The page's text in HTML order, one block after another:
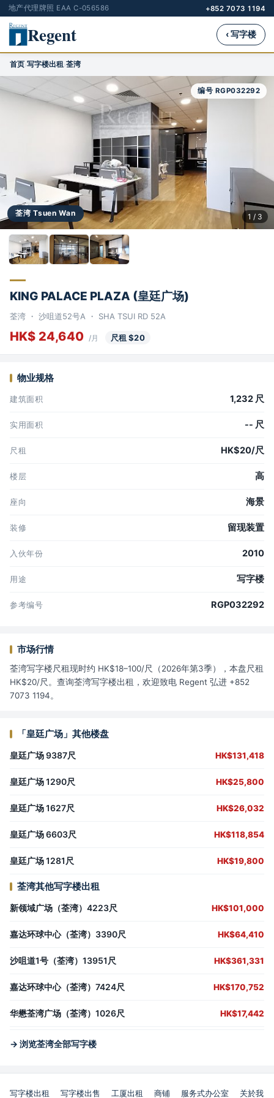
地产代理牌照 EAA C-056586 +852 7073 1194
Regent ‹ 写字楼
首页›写字楼出租›荃湾
荃湾 Tsuen Wan
编号 RGP032292
1 / 3
KING PALACE PLAZA (皇廷广场)
荃湾 ・ 沙咀道52号A ・ SHA TSUI RD 52A
HK$ 24,640 /月 尺租 $20
物业规格
建筑面积 1,232 尺
实用面积 -- 尺
尺租 HK$20/尺
楼层 高
座向 海景
装修 留现装置
入伙年份 2010
用途 写字楼
参考编号 RGP032292
市场行情
荃湾写字楼尺租现时约 HK$18–100/尺（2026年第3季），本盘尺租
HK$20/尺。查询荃湾写字楼出租，欢迎致电 Regent 弘进 +852
7073 1194。
「皇廷广场」其他楼盘
皇廷广场 9387尺 HK$131,418
皇廷广场 1290尺 HK$25,800
皇廷广场 1627尺 HK$26,032
皇廷广场 6603尺 HK$118,854
皇廷广场 1281尺 HK$19,800
荃湾其他写字楼出租
新领域广场（荃湾）4223尺 HK$101,000
嘉达环球中心（荃湾）3390尺 HK$64,410
沙咀道1号（荃湾）13951尺 HK$361,331
嘉达环球中心（荃湾）7424尺 HK$170,752
华懋荃湾广场（荃湾）1026尺 HK$17,442
→ 浏览荃湾全部写字楼
写字楼出租 写字楼出售 工厦出租 商铺 服务式办公室 关於我